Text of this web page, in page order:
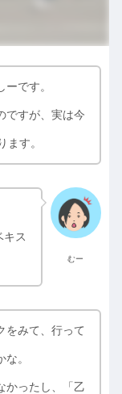
です。
ですが、実は今
ます。
むー
キス
をみて、行って
。
かったし、「乙